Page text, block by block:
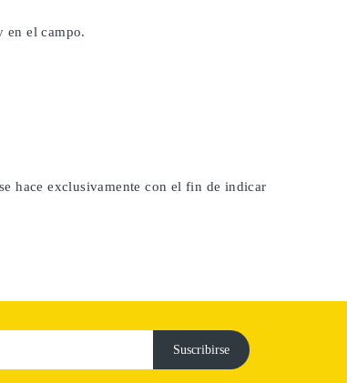
en el campo.
hace exclusivamente con el fin de indicar